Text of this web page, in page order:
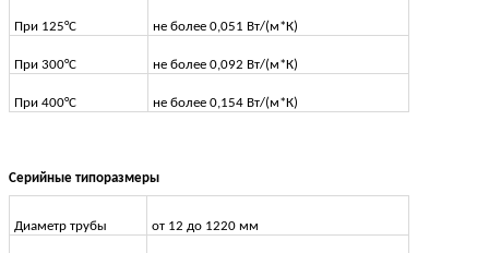
При 125°С не более 0,051 Вт/(м*К)
При 300°С не более 0,092 Вт/(м*К)
При 400°С не более 0,154 Вт/(м*К)
Серийные типоразмеры
Диаметр трубы от 12 до 1220 мм